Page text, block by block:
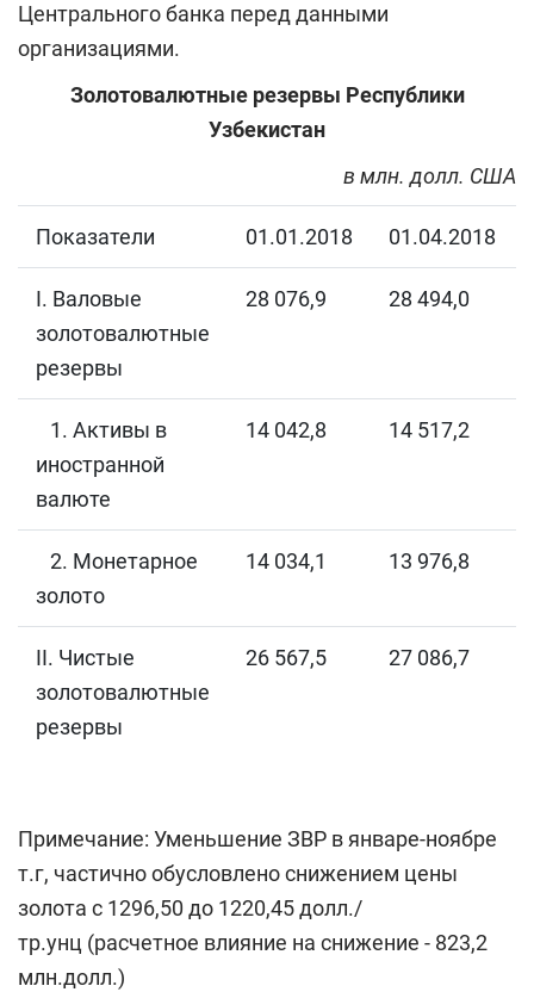
Центрального банка перед данными
организациями.
Золотовалютные резервы Республики
Узбекистан
в млн. долл. США
Показатели 01.01.2018 01.04.2018
I. Валовые
золотовалютные
резервы
28 076,9 28 494,0
1. Активы в
иностранной
валюте
14 042,8 14 517,2
2. Монетарное
золото
14 034,1 13 976,8
II. Чистые
золотовалютные
резервы
26 567,5 27 086,7
Примечание: Уменьшение ЗВР в январе-ноябре
т.г, частично обусловлено снижением цены
золота с 1296,50 до 1220,45 долл./
тр.унц (расчетное влияние на снижение - 823,2
млн.долл.)